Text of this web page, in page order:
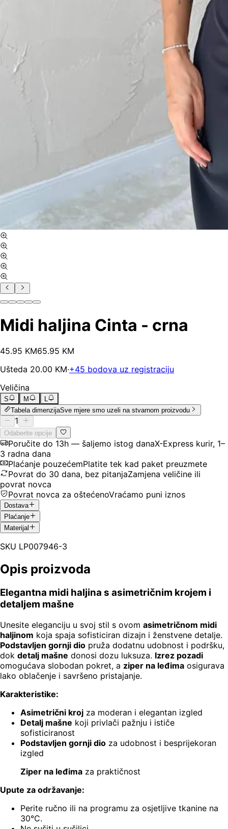
Midi haljina Cinta - crna
45.95 KM65.95 KM
Ušteda 20.00 KM·+45 bodova uz registraciju
Veličina
S M
L
Tabela dimenzijaSve mjere smo uzeli na stvarnom proizvodu
1
Odaberite opcije
Poručite do 13h — šaljemo istog danaX-Express kurir, 1–
3 radna dana
Plaćanje pouzećemPlatite tek kad paket preuzmete
Povrat do 30 dana, bez pitanjaZamjena veličine ili
povrat novca
Povrat novca za oštećenoVraćamo puni iznos
Dostava
Plaćanje
Materijal
SKU LP007946-3
Opis proizvoda
Elegantna midi haljina s asimetričnim krojem i
detaljem mašne
Unesite eleganciju u svoj stil s ovom asimetričnom midi
haljinom koja spaja sofisticiran dizajn i ženstvene detalje.
Podstavljen gornji dio pruža dodatnu udobnost i podršku,
dok detalj mašne donosi dozu luksuza. Izrez pozadi
omogućava slobodan pokret, a ziper na leđima osigurava
lako oblačenje i savršeno pristajanje.
Karakteristike:
Asimetrični kroj za moderan i elegantan izgled
Detalj mašne koji privlači pažnju i ističe
sofisticiranost
Podstavljen gornji dio za udobnost i besprijekoran
izgled
Ziper na leđima za praktičnost
Upute za održavanje:
Perite ručno ili na programu za osjetljive tkanine na
30°C.